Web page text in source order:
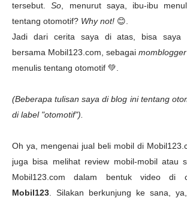
tersebut.So , menurut saya, ibu-ibu
tentang otomotif? Why not! 😊.
Jadi dari cerita saya di atas, bisa saya
bersama Mobil123.com, sebagaimomblogger
menulis tentang otomotif 💚.
(Beberapa tulisan saya di blog ini tentang
di label "otomotif").
Oh ya, mengenai jual beli mobil di
juga bisa melihat review mobil-mobil atau
Mobil123.com dalam bentuk video di
Mobil123 . Silakan berkunjung ke sana,